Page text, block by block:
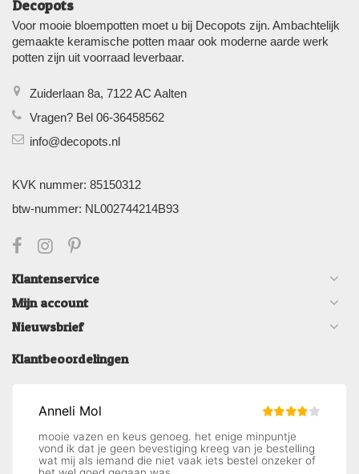
Decopots
Voor mooie bloempotten moet u bij Decopots zijn. Ambachtelijk
gemaakte keramische potten maar ook moderne aarde werk
potten zijn uit voorraad leverbaar.
Zuiderlaan 8a, 7122 AC Aalten
Vragen? Bel 06-36458562
info@decopots.nl
KVK nummer: 85150312
btw-nummer: NL002744214B93
Klantenservice
Mijn account
Nieuwsbrief
Klantbeoordelingen